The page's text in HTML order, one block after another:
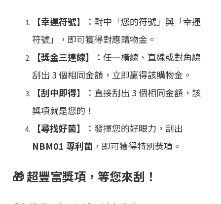
【幸運符號】
：對中「您的符號」與「幸運
符號」，即可獲得對應購物金。
【獎金三連線】
：任一橫線、直線或對角線
刮出 3 個相同金額，立即贏得該購物金。
【刮中即得】
：直接刮出 3 個相同金額，該
獎項就是您的！
【尋找好菌】
：發揮您的好眼力，刮出
NBM01 專利菌 ，即可獲得特別獎項。
🎁 超豐富獎項，等您來刮！